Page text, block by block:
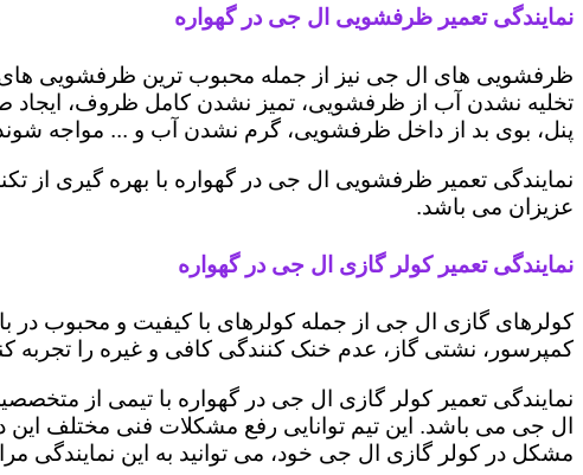
نمایندگی تعمیر ظرفشویی ال جی در گهواره
ظرفشویی های ال جی نیز از جمله محبوب ترین ظرفشویی های
تخلیه نشدن آب از ظرفشویی، تمیز نشدن کامل ظروف، ایجاد
پنل، بوی بد از داخل ظرفشویی، گرم نشدن آب و ... مواجه
نمایندگی تعمیر ظرفشویی ال جی در گهواره با بهره گیری از
عزیزان می باشد.
نمایندگی تعمیر کولر گازی ال جی در گهواره
کولرهای گازی ال جی از جمله کولرهای با کیفیت و محبوب در
کمپرسور، نشتی گاز، عدم خنک کنندگی کافی و غیره را تجربه
نمایندگی تعمیر کولر گازی ال جی در گهواره با تیمی از
ال جی می باشد. این تیم توانایی رفع مشکلات فنی مختلف این
مشکل در کولر گازی ال جی خود، می توانید به این نمایندگی